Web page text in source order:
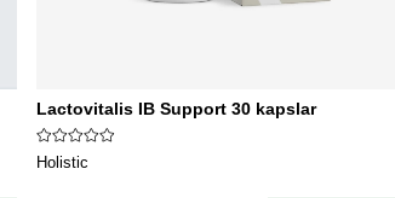
Lactovitalis IB Support 30 kapslar
Holistic